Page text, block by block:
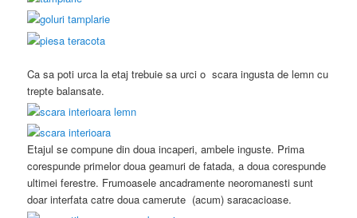
Ca sa poti urca la etaj trebuie sa urci o scara ingusta de lemn cu
trepte balansate.
Etajul se compune din doua incaperi, ambele inguste. Prima
corespunde primelor doua geamuri de fatada, a doua corespunde
ultimei ferestre. Frumoasele ancadramente neoromanesti sunt
doar interfata catre doua camerute (acum) saracacioase.